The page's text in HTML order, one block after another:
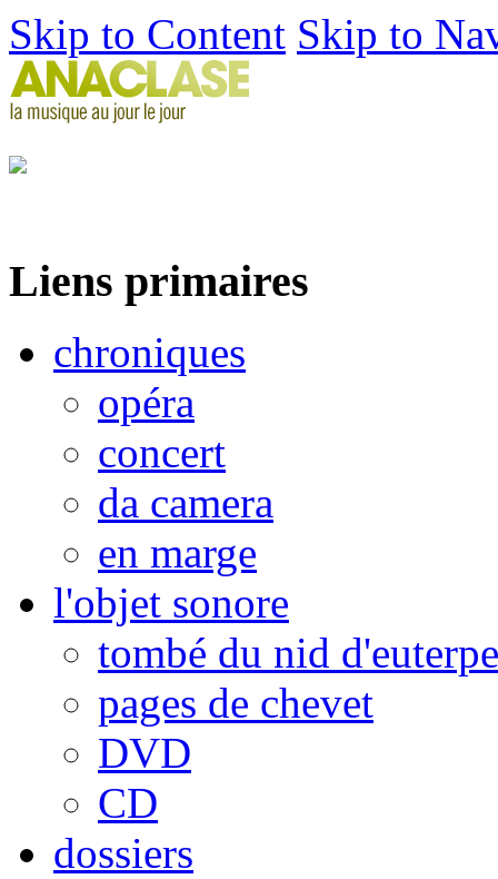
Skip to Content Skip to
Liens primaires
chroniques
opéra
concert
da camera
en marge
l'objet sonore
tombé du nid d'euterpe
pages de chevet
DVD
CD
dossiers